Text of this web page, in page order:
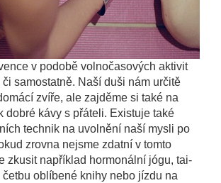
v podobě volnočasových aktivit
samostatně. Naší duši nám určitě
zvíře, ale zajděme si také na
dobré kávy s přáteli. Existuje také
technik na uvolnění naší mysli po
zrovna nejsme zdatní v tomto
zkusit například hormonální jógu, tai-
oblíbené knihy nebo jízdu na